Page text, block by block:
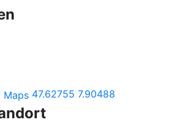
47.62755 7.90488